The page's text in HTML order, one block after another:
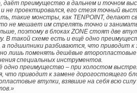
даёт преимущество в дальнем и точном
и не проектировался, его стезя точный
такие монстры, как TENPOINT, делают
не мешает им стрелять точно и
поэтому в блоках ZONE стоят две
В такой схеме есть и ещё одно
подшипники разбиваются, что приводит
лишь поменять дешёвые второпластовые
специальных инструментов.
одно преимущество – при холостом
что приводит к замене дорогостоящего
втулки, взявшие на себя всю